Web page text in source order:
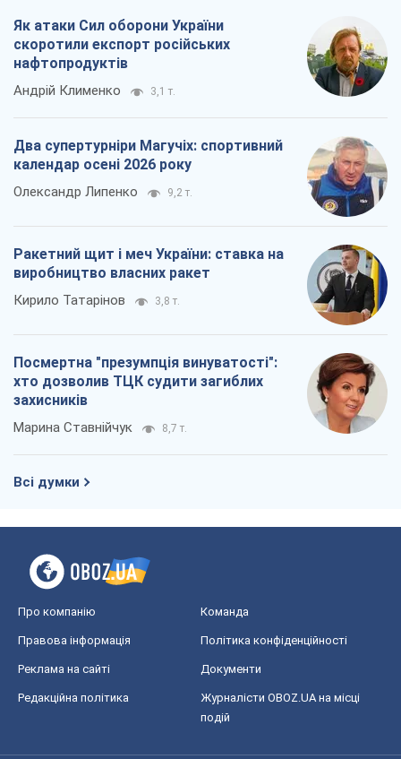
Як атаки Сил оборони України
скоротили експорт російських
нафтопродуктів
Андрій Клименко 3,1 т.
Два супертурніри Магучіх: спортивний
календар осені 2026 року
Олександр Липенко 9,2 т.
Ракетний щит і меч України: ставка на
виробництво власних ракет
Кирило Татарінов 3,8 т.
Посмертна "презумпція винуватості":
хто дозволив ТЦК судити загиблих
захисників
Марина Ставнійчук 8,7 т.
Всі думки
Про компанію Команда
Правова інформація Політика конфіденційності
Реклама на сайті Документи
Редакційна політика
Журналісти OBOZ.UA на місці
подій